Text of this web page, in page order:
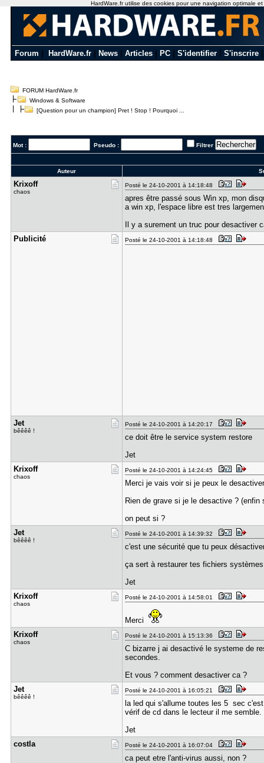
Forum HardWare.fr News Articles PC S'identifier S'inscrire
FORUM HardWare.fr
Windows & Software
[Question pour un champion] Pret ! Stop ! Pourquoi ...
Mot : Pseudo : Filtrer
Auteur
Krixoff
chaos
Posté le 24-10-2001 à 14:18:48
apres être passé sous Win xp, mon
a win xp, l'espace libre est tres
Il y a surement un truc pour desactiver
Publicité
Posté le 24-10-2001 à 14:18:48
Jet
bêêêê !
Posté le 24-10-2001 à 14:20:17
ce doit être le service system restore
Jet
Krixoff
chaos
Posté le 24-10-2001 à 14:24:45
Merci je vais voir si je peux le
Rien de grave si je le desactive ? (enfin
on peut si ?
Jet
bêêêê !
Posté le 24-10-2001 à 14:39:32
c'est une sécurité que tu peux
ça sert à restaurer tes fichiers
Jet
Krixoff
chaos
Posté le 24-10-2001 à 14:58:01
Merci
Krixoff
chaos
Posté le 24-10-2001 à 15:13:36
C bizarre j ai desactivé le systeme de
secondes.
Et vous ? comment desactiver ca ?
Jet
bêêêê !
Posté le 24-10-2001 à 16:05:21
la led qui s'allume toutes les 5 sec
vérif de cd dans le lecteur il me semble.
Jet
costla
Posté le 24-10-2001 à 16:07:04
ca peut etre l'anti-virus aussi, non ?
HardWare.fr utilise des cookies pour une navigation optimale